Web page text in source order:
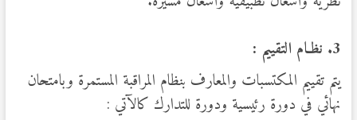
3. نظـام التقييم :
يتم تقييم المكتسبات والمعارف بنظام المراقبة المستمرة وبامتحان
نهائي في دورة رئيسية ودورة للتدارك كالآتي :